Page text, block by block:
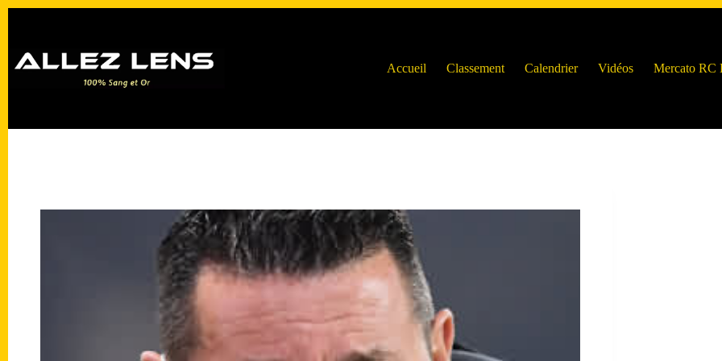
Accueil
Classement Calendrier Vidéos Mercato RC